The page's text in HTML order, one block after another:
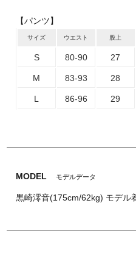
【パンツ】
サイズ ウエスト 股上
S 80-90 27
M 83-93 28
L 86-96 29
MODEL モデルデータ
黒崎澪音(175cm/62kg) モデル